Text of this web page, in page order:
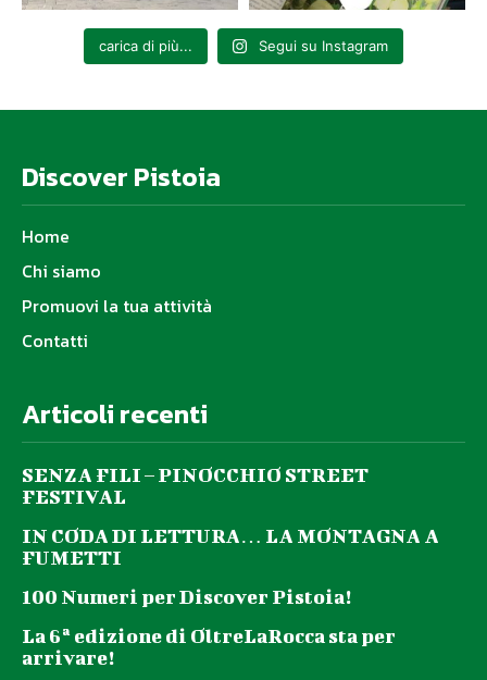
carica di più... Segui su Instagram
Discover Pistoia
Home
Chi siamo
Promuovi la tua attività
Contatti
Articoli recenti
SENZA FILI – PINOCCHIO STREET
FESTIVAL
IN CODA DI LETTURA… LA MONTAGNA A
FUMETTI
100 Numeri per Discover Pistoia!
La 6ª edizione di OltreLaRocca sta per
arrivare!